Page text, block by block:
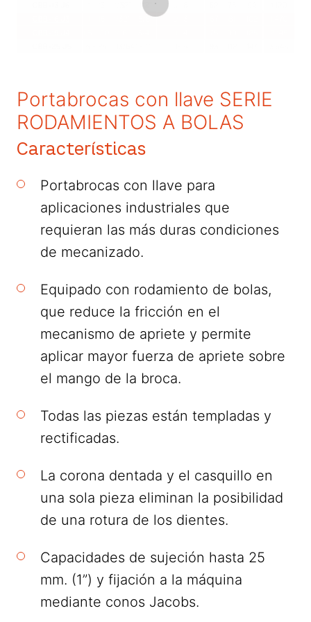
Portabrocas con llave SERIE
RODAMIENTOS A BOLAS
Características
Portabrocas con llave para
aplicaciones industriales que
requieran las más duras condiciones
de mecanizado.
Equipado con rodamiento de bolas,
que reduce la fricción en el
mecanismo de apriete y permite
aplicar mayor fuerza de apriete sobre
el mango de la broca.
Todas las piezas están templadas y
rectificadas.
La corona dentada y el casquillo en
una sola pieza eliminan la posibilidad
de una rotura de los dientes.
Capacidades de sujeción hasta 25
mm. (1”) y fijación a la máquina
mediante conos Jacobs.